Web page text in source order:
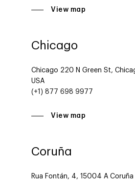
View map
Chicago
Chicago 220 N Green St,
USA
(+1) 877 698 9977
View map
Coruña
Rua Fontán, 4, 15004 A Coruña